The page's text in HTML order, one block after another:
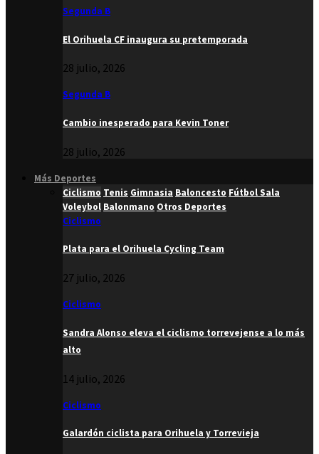
Segunda B
El Orihuela CF inaugura su pretemporada
28 julio, 2026
Segunda B
Cambio inesperado para Kevin Toner
28 julio, 2026
Más Deportes
Ciclismo Tenis Gimnasia Baloncesto Fútbol Sala
Voleybol Balonmano Otros Deportes
Ciclismo
Plata para el Orihuela Cycling Team
27 julio, 2026
Ciclismo
Sandra Alonso eleva el ciclismo torrevejense a lo más
alto
14 julio, 2026
Ciclismo
Galardón ciclista para Orihuela y Torrevieja